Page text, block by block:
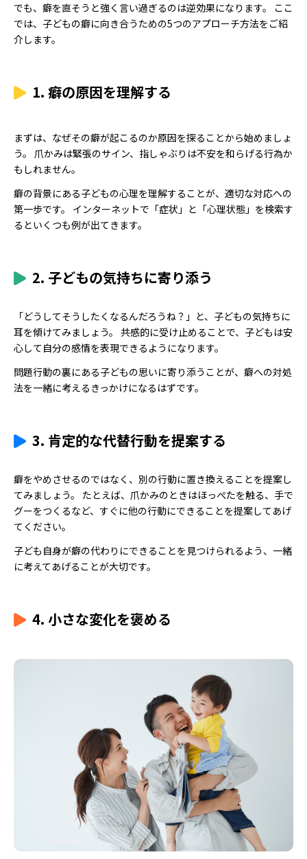
でも、癖を直そうと強く言い過ぎるのは逆効果になります。 ここ
では、子どもの癖に向き合うための5つのアプローチ方法をご紹
介します。
1. 癖の原因を理解する
まずは、なぜその癖が起こるのか原因を探ることから始めましょ
う。 爪かみは緊張のサイン、指しゃぶりは不安を和らげる行為か
もしれません。
癖の背景にある子どもの心理を理解することが、適切な対応への
第一歩です。 インターネットで「症状」と「心理状態」を検索す
るといくつも例が出てきます。
2. 子どもの気持ちに寄り添う
「どうしてそうしたくなるんだろうね？」と、子どもの気持ちに
耳を傾けてみましょう。 共感的に受け止めることで、子どもは安
心して自分の感情を表現できるようになります。
問題行動の裏にある子どもの思いに寄り添うことが、癖への対処
法を一緒に考えるきっかけになるはずです。
3. 肯定的な代替行動を提案する
癖をやめさせるのではなく、別の行動に置き換えることを提案し
てみましょう。 たとえば、爪かみのときはほっぺたを触る、手で
グーをつくるなど、すぐに他の行動にできることを提案してあげ
てください。
子ども自身が癖の代わりにできることを見つけられるよう、一緒
に考えてあげることが大切です。
4. 小さな変化を褒める